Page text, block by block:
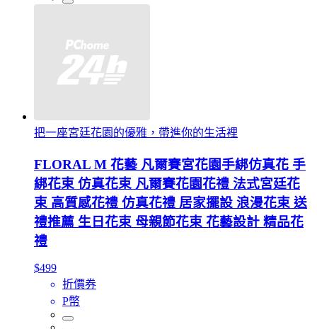
把一座宮廷花園的優雅，帶進你的生活裡
FLORAL M 花藝 凡爾賽宮花園手綁仿真花 手
綁花束 仿真花束 凡爾賽花園花禮 法式宮廷花
束 高質感花禮 仿真花禮 居家擺設 浪漫花束 送
禮推薦 生日花束 母親節花束 花藝設計 精品花
禮
$499
折價券
P幣